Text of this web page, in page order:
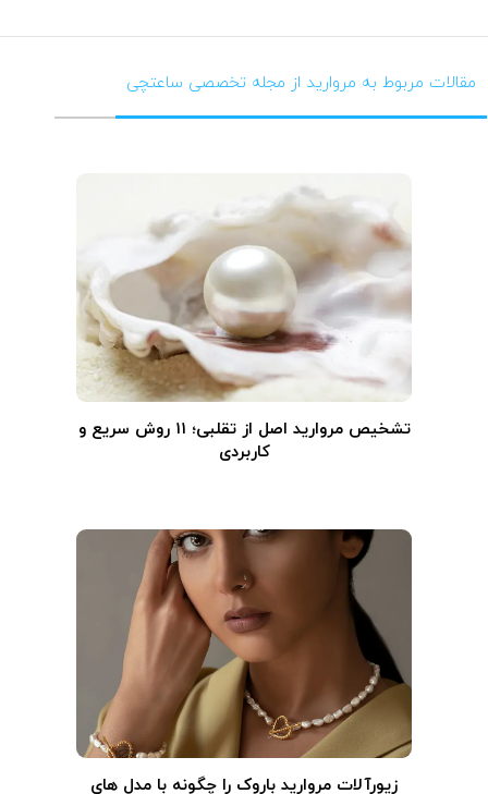
مقالات مربوط به مروارید از مجله تخصصی ساعتچی
تشخیص مروارید اصل از تقلبی؛ ۱۱ روش سریع و
کاربردی
زیورآلات مروارید باروک را چگونه با مدل های